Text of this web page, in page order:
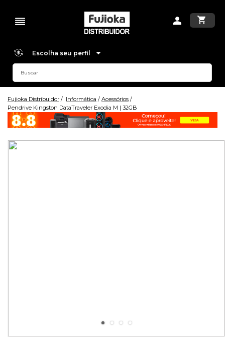
Escolha seu perfil
Fujioka Distribuidor Informática
Acessórios
Pendrive Kingston DataTraveler Exodia M | 32GB